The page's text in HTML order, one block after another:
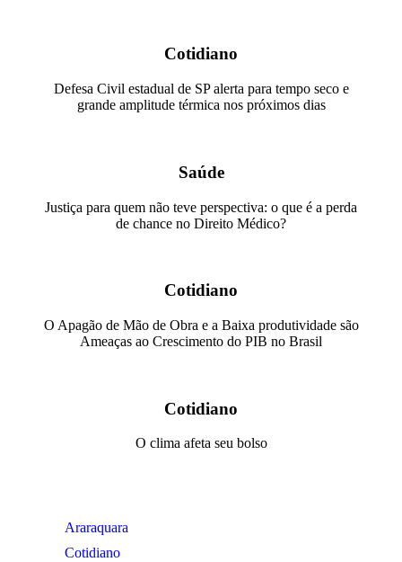
Cotidiano
Defesa Civil estadual de SP alerta para tempo seco e
grande amplitude térmica nos próximos dias
Saúde
Justiça para quem não teve perspectiva: o que é a perda
de chance no Direito Médico?
Cotidiano
O Apagão de Mão de Obra e a Baixa produtividade são
Ameaças ao Crescimento do PIB no Brasil
Cotidiano
O clima afeta seu bolso
Araraquara
Cotidiano